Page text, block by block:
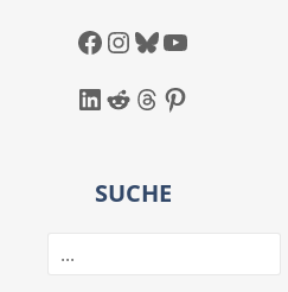
Facebook InstagramBluesky YouTube
LinkedIn Reddit Threads Pinterest
SUCHE